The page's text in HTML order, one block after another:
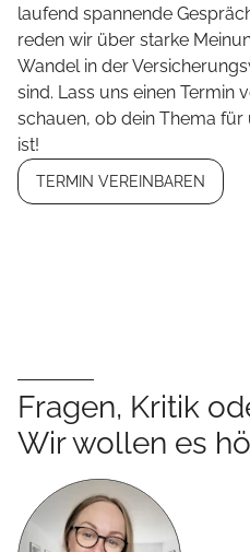
laufend spannende
reden wir über starke
Wandel in der
sind. Lass uns einen Termin
schauen, ob dein Thema
ist!
TERMIN VEREINBAREN
Fragen, Kritik
Wir wollen es